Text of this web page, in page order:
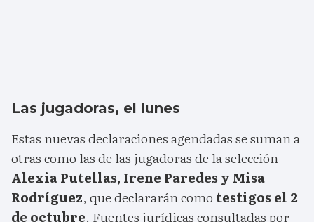
Las jugadoras, el lunes
Estas nuevas declaraciones agendadas se suman a
otras como las de las jugadoras de la selección
Alexia Putellas, Irene Paredes y Misa
Rodríguez, que declararán como testigos el 2
de octubre. Fuentes jurídicas consultadas por